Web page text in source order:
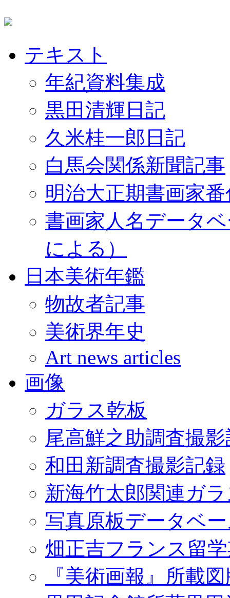
テキスト
年紀資料集成
黒田清輝日記
久米桂一郎日記
白馬会関係新聞記事
明治大正期書画家
書画家人名データ
による）
日本美術年鑑
物故者記事
美術界年史
Art news articles
画像
ガラス乾板
尾高鮮之助調査撮
和田新調査撮影記録
新海竹太郎関連ガ
写真原板データベ
畑正吉フランス留
『美術画報』所載